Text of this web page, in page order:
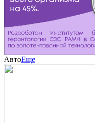
АвтоЕще